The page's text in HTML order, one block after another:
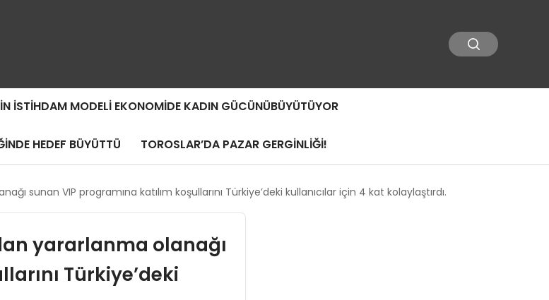
İSTIHDAM MODELI EKONOMIDE KADIN GÜCÜNÜBÜYÜTÜYOR
HEDEF BÜYÜTTÜ TOROSLAR’DA PAZAR GERGİNLİĞİ!
sunan VIP programına katılım koşullarını Türkiye’deki kullanıcılar için 4 kat kolaylaştırdı.
yararlanma olanağı
Türkiye’deki